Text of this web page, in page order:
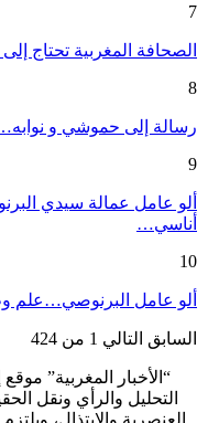
7
الصحافة المغربية تحتاج
8
رسالة إلى حموشي و
9
ألو عامل عمالة سيدي
أناسي…
10
ألو عامل
السابق التالي 1 من 424
“الأخبار المغربية”
التحليل والرأي ونقل
العنصرية والابتذال،